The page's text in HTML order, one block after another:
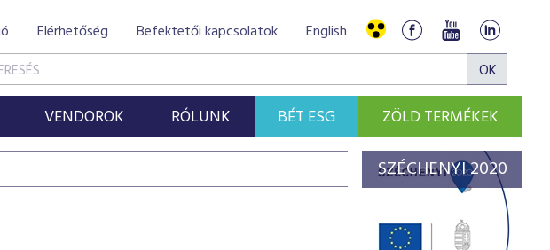
Elérhetőség Befektetői kapcsolatok English
VENDOROK RÓLUNK BÉT ESG ZÖLD TERMÉKEK
SZÉCHENYI 2020